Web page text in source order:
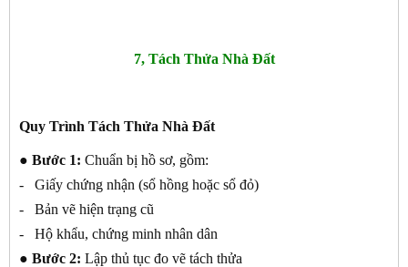
7, Tách Thửa Nhà Đất
Quy Trình Tách Thửa Nhà Đất
● Bước 1: Chuẩn bị hồ sơ, gồm:
- Giấy chứng nhận (sổ hồng hoặc sổ đỏ)
- Bản vẽ hiện trạng cũ
- Hộ khẩu, chứng minh nhân dân
● Bước 2: Lập thủ tục đo vẽ tách thửa